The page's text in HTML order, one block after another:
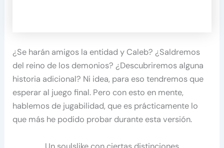
¿Se harán amigos la entidad y Caleb? ¿Saldremos
del reino de los demonios? ¿Descubriremos alguna
historia adicional? Ni idea, para eso tendremos que
esperar al juego final. Pero con esto en mente,
hablemos de jugabilidad, que es prácticamente lo
que más he podido probar durante esta versión.